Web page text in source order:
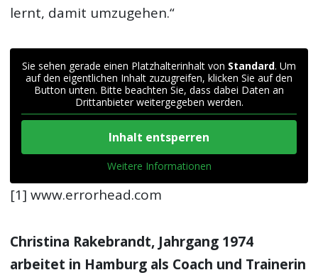
lernt, damit umzugehen.“
Sie sehen gerade einen Platzhalterinhalt von Standard. Um
auf den eigentlichen Inhalt zuzugreifen, klicken Sie auf den
Button unten. Bitte beachten Sie, dass dabei Daten an
Drittanbieter weitergegeben werden.
Inhalt entsperren
Weitere Informationen
[1] www.errorhead.com
Christina Rakebrandt, Jahrgang 1974
arbeitet in Hamburg als Coach und Trainerin